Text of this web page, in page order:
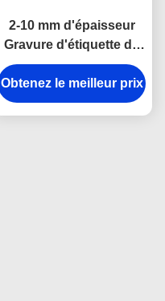
2-10 mm d'épaisseur
Gravure d'étiquette de
clé en bois pour
événements
d'entreprise Décoration
Obtenez le meilleur prix